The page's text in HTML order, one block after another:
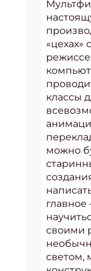
«цехах»
классы
можно
своими
светом,